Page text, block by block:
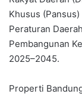
Khusus
Peraturan
Pembangunan
2025–2045.
Properti